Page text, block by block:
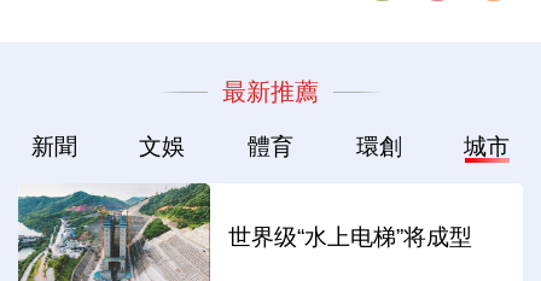
最新推薦
新聞 文娛 體育 環創 城市
世界级“水上电梯”将成型